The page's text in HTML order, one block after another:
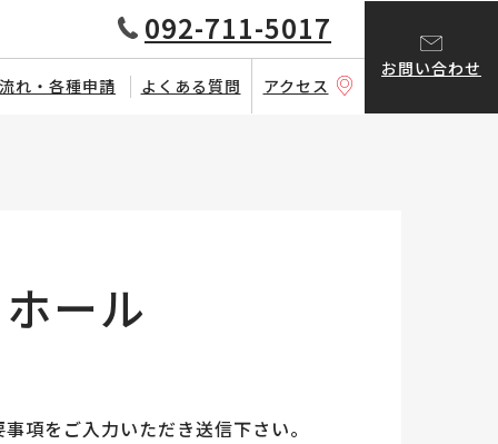
092-711-5017
れ・各種申請 よくある質問 アクセス
お問い合わせ
ール
項をご入力いただき送信下さい。